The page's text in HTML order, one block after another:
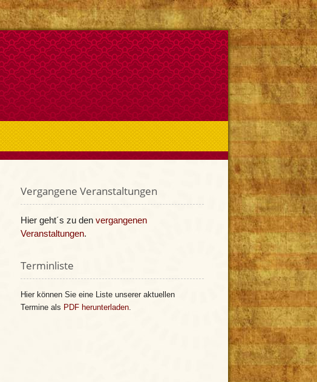
Vergangene Veranstaltungen
Hier geht´s zu den vergangenen
Veranstaltungen.
Terminliste
Hier können Sie eine Liste unserer aktuellen
Termine als PDF herunterladen.